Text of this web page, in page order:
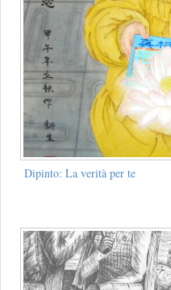
Dipinto: La verità per te